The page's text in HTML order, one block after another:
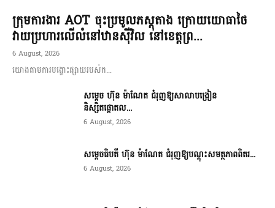
ក្រុមការងារ AOT ចុះប្រមូលភស្តុតាង ក្រោយយោធាថៃ
វាយប្រហារលើលំនៅឋានស៊ីវិល នៅខេត្តព្រ...
6 August, 2026
យោងតាមការបង្ហោះផ្សាយរបស់ក...
សម្តេច ហ៊ុន ម៉ាណែត ជំរុញឱ្យសាលាបង្រៀន
និស្សិតផ្តោតល...
6 August, 2026
សម្តេចធិបតី ហ៊ុន ម៉ាណែត ជំរុញឱ្យបណ្តុះសមត្ថភាពពិតរ...
6 August, 2026